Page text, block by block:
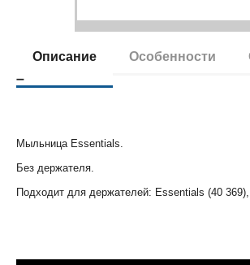
Описание Особенности
Мыльница Essentials.
Без держателя.
Подходит для держателей: Essentials (40